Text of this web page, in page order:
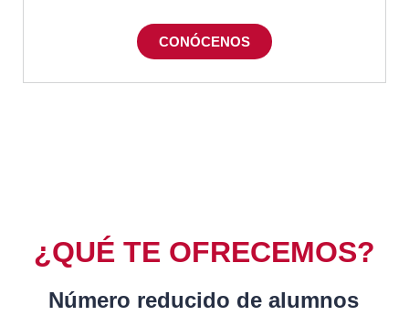
CONÓCENOS
¿QUÉ TE OFRECEMOS?
Número reducido de alumnos